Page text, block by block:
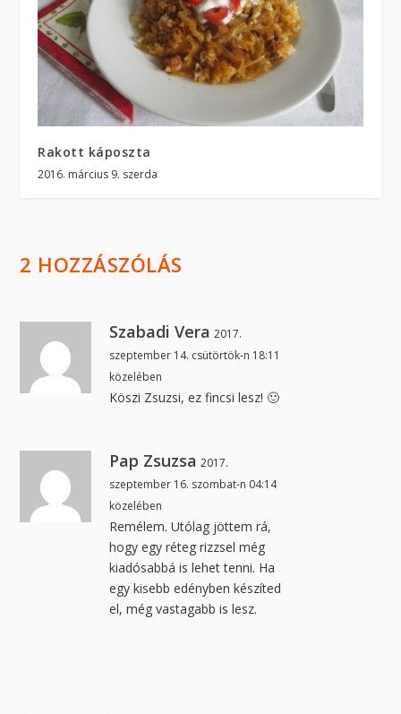
Rakott káposzta
2016. március 9. szerda
2 HOZZÁSZÓLÁS
Szabadi Vera 2017.
szeptember 14. csütörtök-n 18:11
közelében
Köszi Zsuzsi, ez fincsi lesz! 🙂
Pap Zsuzsa 2017.
szeptember 16. szombat-n 04:14
közelében
Remélem. Utólag jöttem rá,
hogy egy réteg rizzsel még
kiadósabbá is lehet tenni. Ha
egy kisebb edényben készíted
el, még vastagabb is lesz.